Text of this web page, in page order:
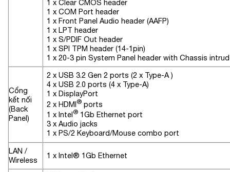
1 x Clear CMOS header
1 x COM Port header
1 x Front Panel Audio header (AAFP)
1 x LPT header
1 x S/PDIF Out header
1 x SPI TPM header (14-1pin)
1 x 20-3 pin System Panel header with Chassis
Cổng
kết nối
(Back
Panel)
2 x USB 3.2 Gen 2 ports (2 x Type-A )
4 x USB 2.0 ports (4 x Type-A)
1 x DisplayPort
2 x HDMI® ports
1 x Intel® 1Gb Ethernet port
3 x Audio jacks
1 x PS/2 Keyboard/Mouse combo port
LAN /
Wireless
1 x Intel® 1Gb Ethernet